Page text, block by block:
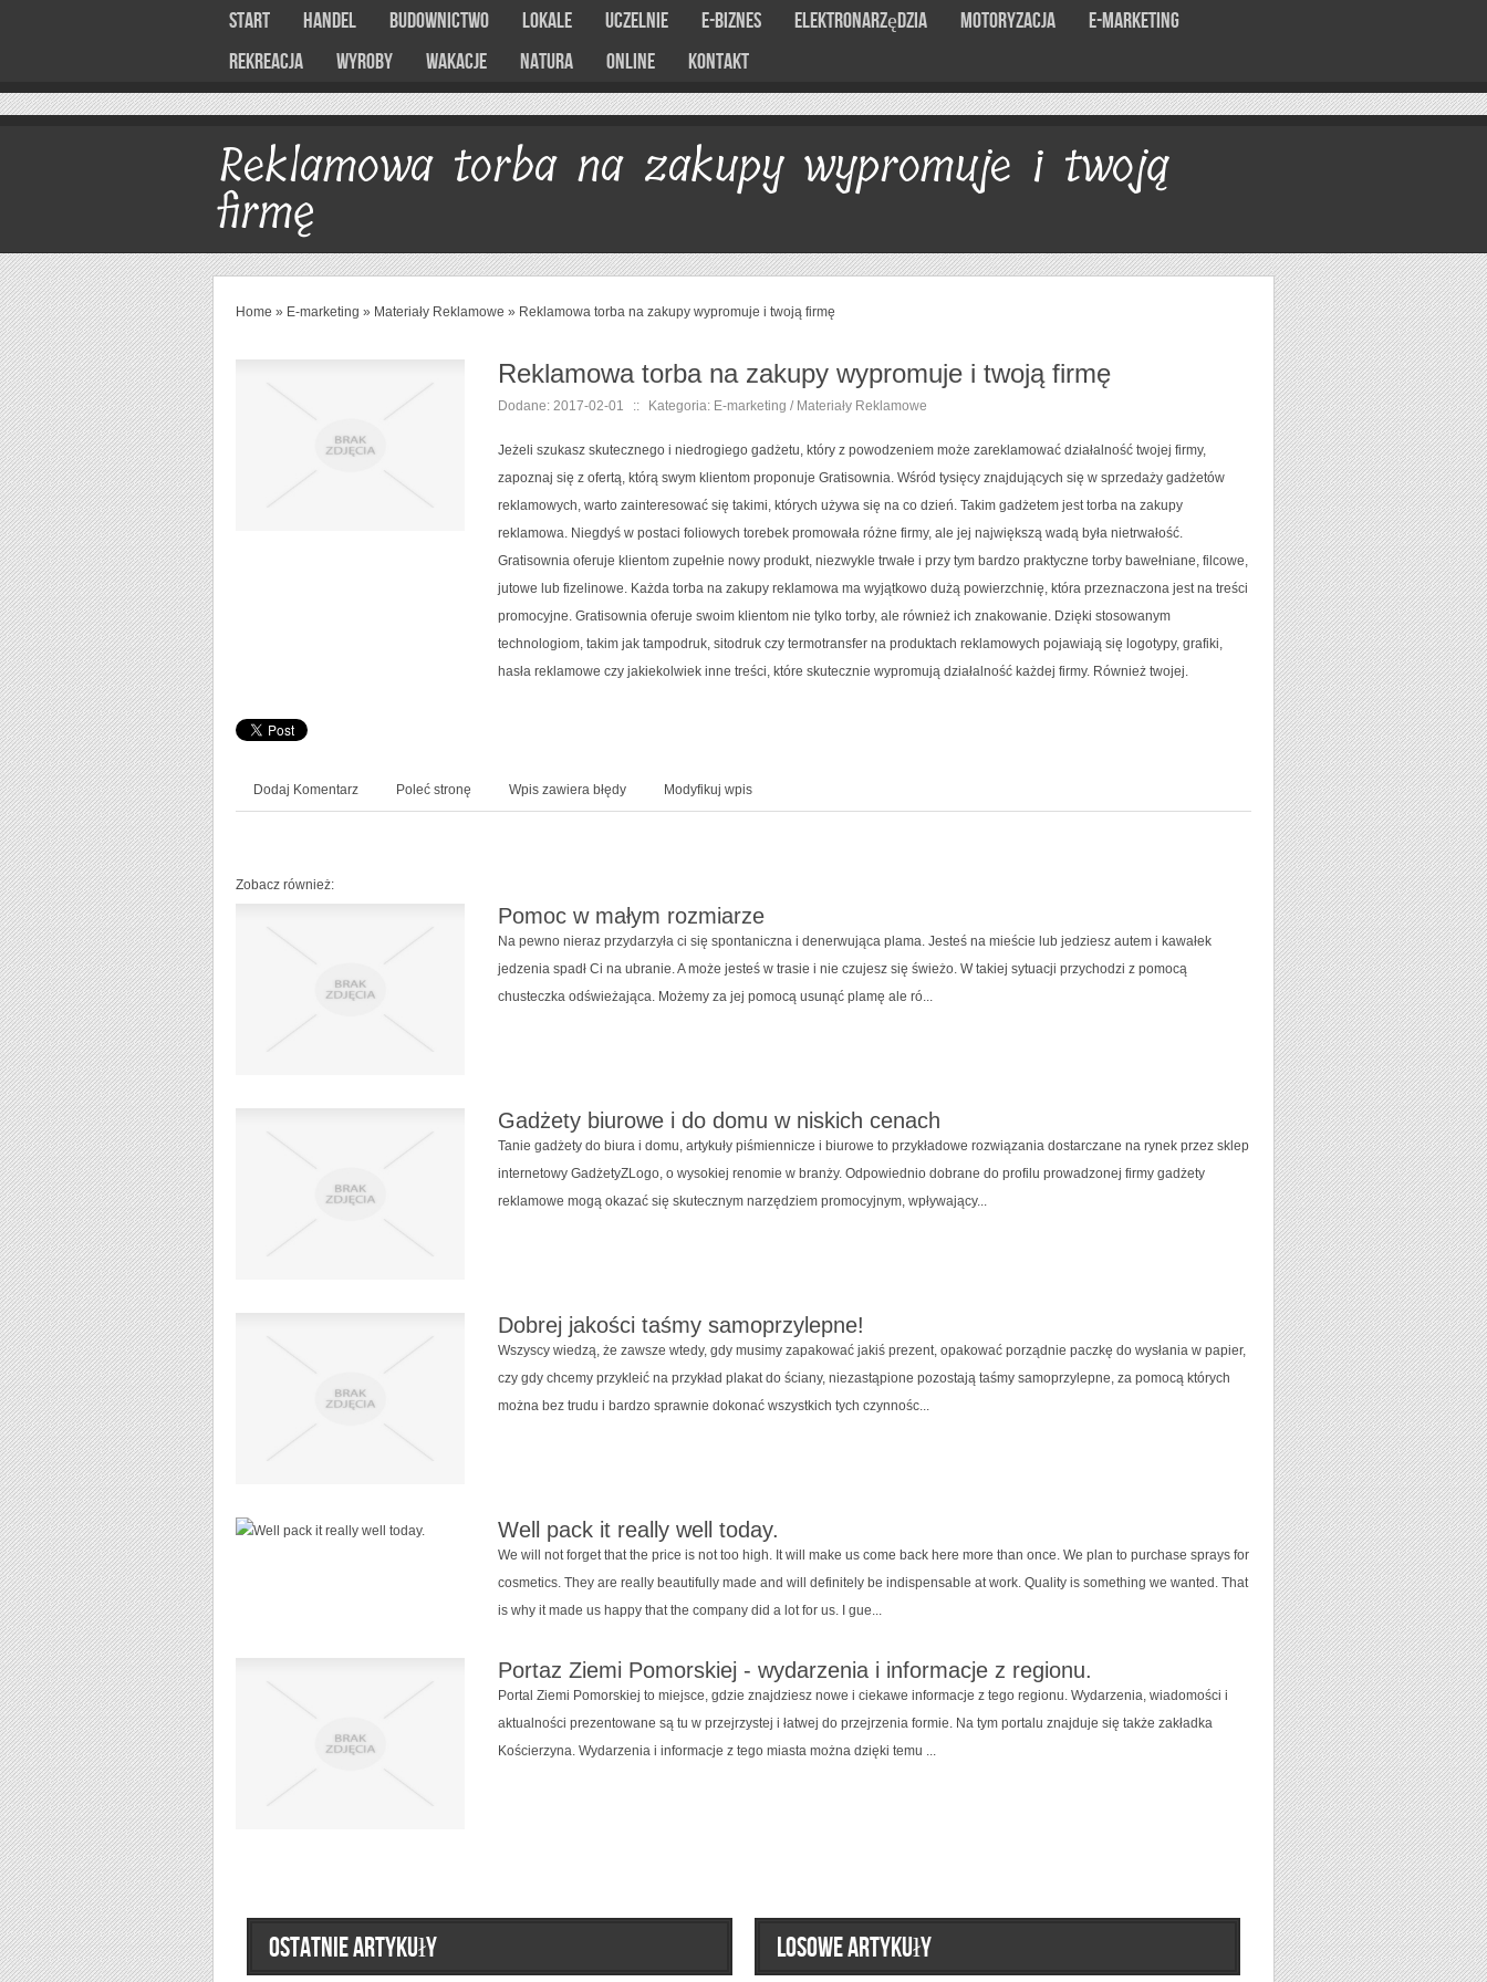
Start Handel Budownictwo Lokale Uczelnie E-Biznes Elektronarzędzia Motoryzacja
E-marketing
Rekreacja
Wyroby Wakacje Natura Online Kontakt
Reklamowa torba na zakupy wypromuje i twoją
firmę
Home » E-marketing » Materiały Reklamowe » Reklamowa torba na zakupy wypromuje i twoją firmę
Reklamowa torba na zakupy wypromuje i twoją firmę
Dodane: 2017-02-01 :: Kategoria: E-marketing / Materiały Reklamowe
Jeżeli szukasz skutecznego i niedrogiego gadżetu, który z powodzeniem może zareklamować działalność twojej firmy,
zapoznaj się z ofertą, którą swym klientom proponuje Gratisownia. Wśród tysięcy znajdujących się w sprzedaży gadżetów
reklamowych, warto zainteresować się takimi, których używa się na co dzień. Takim gadżetem jest torba na zakupy
reklamowa. Niegdyś w postaci foliowych torebek promowała różne firmy, ale jej największą wadą była nietrwałość.
Gratisownia oferuje klientom zupełnie nowy produkt, niezwykle trwałe i przy tym bardzo praktyczne torby bawełniane, filcowe,
jutowe lub fizelinowe. Każda torba na zakupy reklamowa ma wyjątkowo dużą powierzchnię, która przeznaczona jest na treści
promocyjne. Gratisownia oferuje swoim klientom nie tylko torby, ale również ich znakowanie. Dzięki stosowanym
technologiom, takim jak tampodruk, sitodruk czy termotransfer na produktach reklamowych pojawiają się logotypy, grafiki,
hasła reklamowe czy jakiekolwiek inne treści, które skutecznie wypromują działalność każdej firmy. Również twojej.
Dodaj Komentarz Poleć stronę Wpis zawiera błędy Modyfikuj wpis
Zobacz również:
Pomoc w małym rozmiarze
Na pewno nieraz przydarzyła ci się spontaniczna i denerwująca plama. Jesteś na mieście lub jedziesz autem i kawałek
jedzenia spadł Ci na ubranie. A może jesteś w trasie i nie czujesz się świeżo. W takiej sytuacji przychodzi z pomocą
chusteczka odświeżająca. Możemy za jej pomocą usunąć plamę ale ró...
Gadżety biurowe i do domu w niskich cenach
Tanie gadżety do biura i domu, artykuły piśmiennicze i biurowe to przykładowe rozwiązania dostarczane na rynek przez sklep
internetowy GadżetyZLogo, o wysokiej renomie w branży. Odpowiednio dobrane do profilu prowadzonej firmy gadżety
reklamowe mogą okazać się skutecznym narzędziem promocyjnym, wpływający...
Dobrej jakości taśmy samoprzylepne!
Wszyscy wiedzą, że zawsze wtedy, gdy musimy zapakować jakiś prezent, opakować porządnie paczkę do wysłania w papier,
czy gdy chcemy przykleić na przykład plakat do ściany, niezastąpione pozostają taśmy samoprzylepne, za pomocą których
można bez trudu i bardzo sprawnie dokonać wszystkich tych czynnośc...
Well pack it really well today.
We will not forget that the price is not too high. It will make us come back here more than once. We plan to purchase sprays for
cosmetics. They are really beautifully made and will definitely be indispensable at work. Quality is something we wanted. That
is why it made us happy that the company did a lot for us. I gue...
Portaz Ziemi Pomorskiej - wydarzenia i informacje z regionu.
Portal Ziemi Pomorskiej to miejsce, gdzie znajdziesz nowe i ciekawe informacje z tego regionu. Wydarzenia, wiadomości i
aktualności prezentowane są tu w przejrzystej i łatwej do przejrzenia formie. Na tym portalu znajduje się także zakładka
Kościerzyna. Wydarzenia i informacje z tego miasta można dzięki temu ...
Ostatnie artykuły Losowe artykuły